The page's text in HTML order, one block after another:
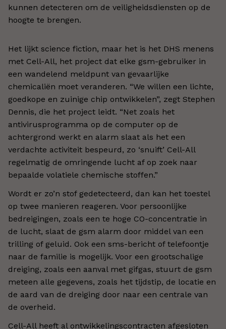
kunnen detecteren om de veiligheidsdiensten op de
hoogte te brengen.
Het lijkt science fiction, maar het is het DHS menens
met Cell-All, het project dat elke gsm-gebruiker in
een wandelend meldpunt van gevaarlijke
chemicaliën moet veranderen. “We willen een lichte,
goedkope en zuinige chip ontwikkelen”, zegt Stephen
Dennis, die het project leidt. “Net zoals het
antivirusprogramma op de computer op de
achtergrond werkt en alarm slaat als het een
verdachte activiteit bespeurd, zo ‘snuift’ Cell-All
regelmatig de omringende lucht af op zoek naar
bepaalde volatiele chemische stoffen.”
Wordt er zo’n stof gedetecteerd, dan kan het toestel
op twee manieren reageren. Voor persoonlijke
bedreigingen, zoals een te hoge CO-concentratie in
de lucht, slaat de gsm alarm door middel van een
trilling of geluid. Ook een sms-bericht of telefoontje
naar de familie is mogelijk. Voor een grootschalige
dreiging, zoals een aanval met gifgas, stuurt de gsm
meteen alle gegevens, zoals het tijdstip, de locatie en
de aard van de dreiging door naar een centrale van
de overheid.
Cell-All heeft al ontwikkelingscontracten afgesloten